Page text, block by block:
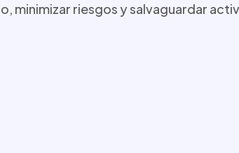
minimizar riesgos y salvaguardar